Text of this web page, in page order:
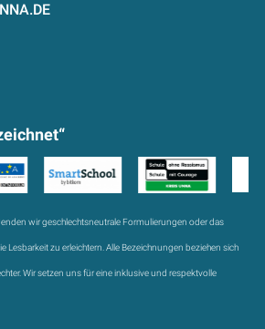
wir geschlechtsneutrale Formulierungen oder das
Lesbarkeit zu erleichtern. Alle Bezeichnungen beziehen sich
Wir setzen uns für eine inklusive und respektvolle